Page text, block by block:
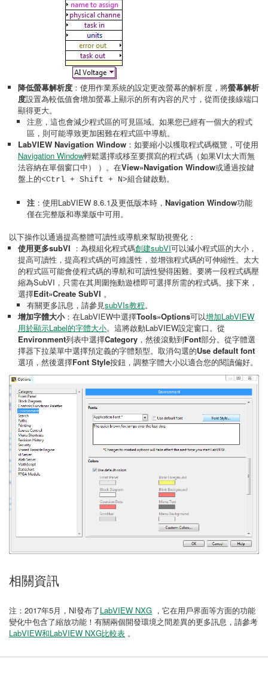
降低螢幕解析度 ：使用作業系統的設定更改螢幕的解析度，將螢幕解析
度設置為較低值會增加螢幕上顯示的所有內容的尺寸，從而使接線端口
顯得更大。
注意，這也會減少程式區的可見區域。如果您已經有一個大的程式
區，則可能導致更加困難在程式區中導航。
LabVIEW Navigation Window ：如要縮小以獲取程式碼概覽，可使用
Navigation Window輕鬆選擇或移至要撰寫的程式碼（如果VI太大而無
法容納在單個窗口中） ）。在View»Navigation Window或通過按鍵
盤上的<Ctrl + Shift + N>組合鍵啟動。
注 ：使用LabVIEW 8.6.1及更低版本時， Navigation Window功能
僅在完整版和專業版中可用。
以下操作以通過提高整體可讀性或導航來幫助視覺化：
使用更多subVI ：為模組化程式碼創建subVI可以減小程式區的大小，
提高可讀性，提高程式碼的可維護性，並增強程式碼的可伸縮性。太大
的程式區可能會使程式碼的導航和可讀性變得困難。要將一段程式碼壓
縮為SubVI，只需在其周圍拖動遊標即可選擇所需的程式碼。接下來，
選擇Edit»Create SubVI 。
有關更多訊息，請參見subVIs教程。
增加字體大小：在LabVIEW中選擇Tools»Options可以增加LabVIEW
用於顯示Label的字體大小。這將啟動LabVIEW設定窗口。從
Environment列表中選擇Category ，然後滾動到Font部分。從字體選
擇器下拉菜單中選擇預定義的字體類型。取消勾選的Use default font
選項，然後選擇Font Style按鈕，調整字體大小以適合您的閱讀偏好。
相關資訊
注：2017年5月，NI發布了LabVIEW NXG ，它在用戶界面等方面的功能
變化中包含了縮放功能！有關兩個開發環境之間差異的更多訊息，請參考
LabVIEW和LabVIEW NXG比較表 。